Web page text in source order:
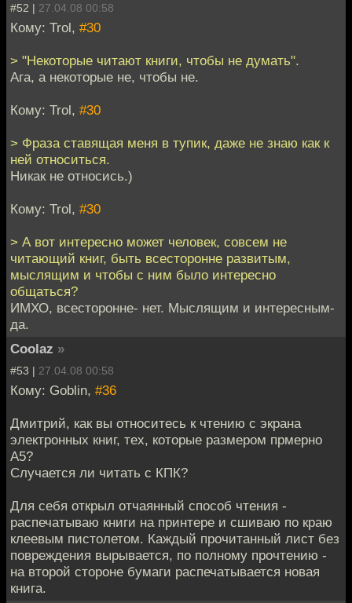
#52 | 27.04.08 00:58
Кому: Trol, #30
> "Некоторые читают книги, чтобы не думать".
Ага, а некоторые не, чтобы не.
Кому: Trol, #30
> Фраза ставящая меня в тупик, даже не знаю как к
ней относиться.
Никак не относись.)
Кому: Trol, #30
> А вот интересно может человек, совсем не
читающий книг, быть всесторонне развитым,
мыслящим и чтобы с ним было интересно
общаться?
ИМХО, всесторонне- нет. Мыслящим и интересным-
да.
Coolaz »
#53 | 27.04.08 00:58
Кому: Goblin, #36
Дмитрий, как вы относитесь к чтению с экрана
электронных книг, тех, которые размером прмерно
А5?
Случается ли читать с КПК?
Для себя открыл отчаянный способ чтения -
распечатываю книги на принтере и сшиваю по краю
клеевым пистолетом. Каждый прочитанный лист без
повреждения вырывается, по полному прочтению -
на второй стороне бумаги распечатывается новая
книга.